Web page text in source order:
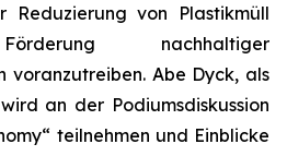
Reduzierung von Plastikmüll
nachhaltiger
voranzutreiben. Abe Dyck, als
an der Podiumsdiskussion
teilnehmen und Einblicke